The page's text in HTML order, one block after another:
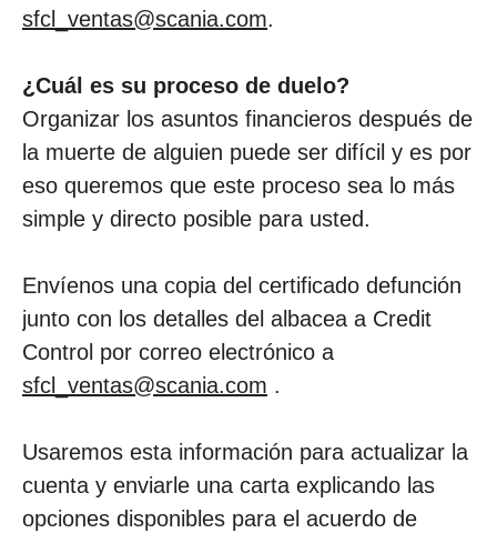
sfcl_ventas@scania.com.
¿Cuál es su proceso de duelo?
Organizar los asuntos financieros después de
la muerte de alguien puede ser difícil y es por
eso queremos que este proceso sea lo más
simple y directo posible para usted.
Envíenos una copia del certificado defunción
junto con los detalles del albacea a Credit
Control por correo electrónico a
sfcl_ventas@scania.com .
Usaremos esta información para actualizar la
cuenta y enviarle una carta explicando las
opciones disponibles para el acuerdo de